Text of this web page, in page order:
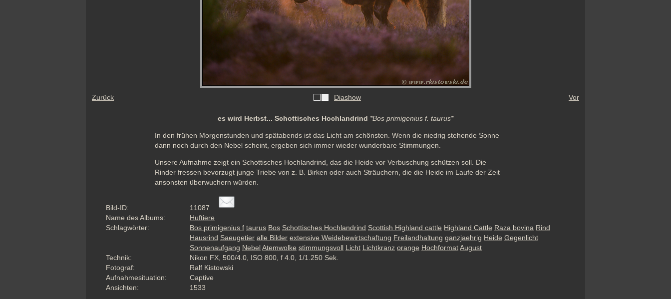
Zurück Diashow Vor
es wird Herbst... Schottisches Hochlandrind *Bos primigenius f. taurus*
In den frühen Morgenstunden und spätabends ist das Licht am schönsten. Wenn die niedrig stehende Sonne
dann noch durch den Nebel scheint, ergeben sich immer wieder wunderbare Stimmungen.
Unsere Aufnahme zeigt ein Schottisches Hochlandrind, das die Heide vor Verbuschung schützen soll. Die
Rinder fressen bevorzugt junge Triebe von z. B. Birken oder auch Sträuchern, die die Heide im Laufe der Zeit
ansonsten überwuchern würden.
Bild-ID:
11087
Name des Albums:
Huftiere
Schlagwörter:
Bos primigenius f taurus Bos Schottisches Hochlandrind Scottish Highland cattle Highland Cattle Raza bovina Rind
Hausrind Saeugetier alle Bilder extensive Weidebewirtschaftung Freilandhaltung ganzjaehrig Heide Gegenlicht
Sonnenaufgang NebelAtemwolke stimmungsvoll Licht Lichtkranz orange HochformatAugust
Technik:
Nikon FX, 500/4.0, ISO 800, f 4.0, 1/1.250 Sek.
Fotograf:
Ralf Kistowski
Aufnahmesituation:
Captive
Ansichten:
1533